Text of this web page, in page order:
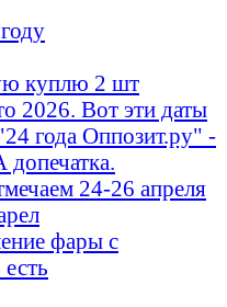
куплю 2 шт
2026. Вот эти даты
года Оппозит.ру" -
24-26 апреля
фары с